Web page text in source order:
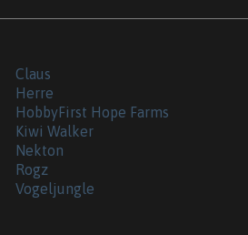
Claus
Herre
HobbyFirst Hope Farms
Kiwi Walker
Nekton
Rogz
Vogeljungle